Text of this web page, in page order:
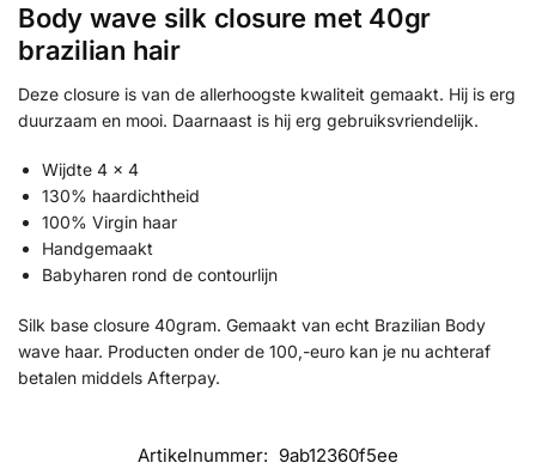
Body wave silk closure met 40gr
brazilian hair
Deze closure is van de allerhoogste kwaliteit gemaakt. Hij is erg
duurzaam en mooi. Daarnaast is hij erg gebruiksvriendelijk.
Wijdte 4 x 4
130% haardichtheid
100% Virgin haar
Handgemaakt
Babyharen rond de contourlijn
Silk base closure 40gram. Gemaakt van echt Brazilian Body
wave haar. Producten onder de 100,-euro kan je nu achteraf
betalen middels Afterpay.
Artikelnummer: 9ab12360f5ee